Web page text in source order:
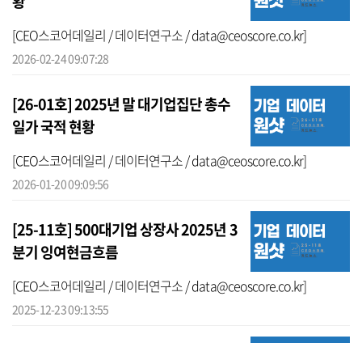
[CEO스코어데일리 / 데이터연구소 / data@ceoscore.co.kr]
2026-02-24 09:07:28
[26-01호] 2025년 말 대기업집단 총수
일가 국적 현황
[CEO스코어데일리 / 데이터연구소 / data@ceoscore.co.kr]
2026-01-20 09:09:56
[25-11호] 500대기업 상장사 2025년 3
분기 잉여현금흐름
[CEO스코어데일리 / 데이터연구소 / data@ceoscore.co.kr]
2025-12-23 09:13:55